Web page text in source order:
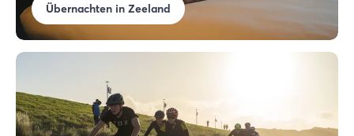
Übernachten in Zeeland